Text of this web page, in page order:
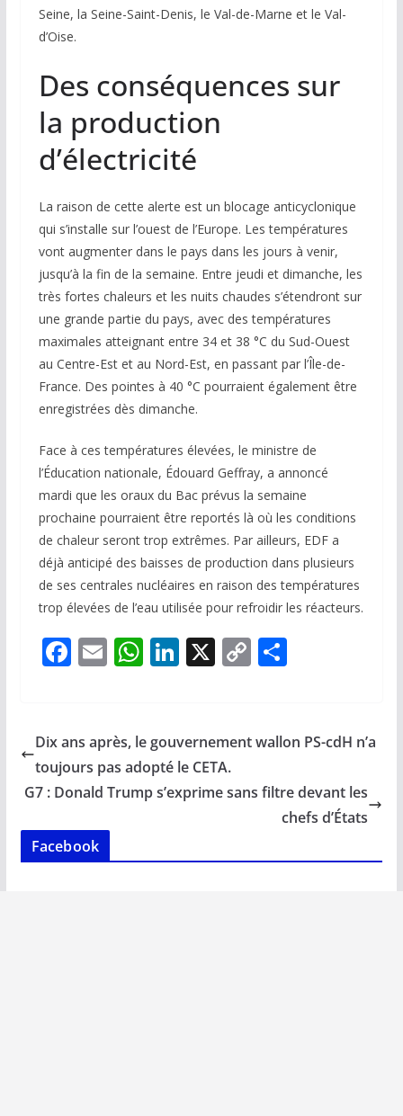
Seine, la Seine-Saint-Denis, le Val-de-Marne et le Val-
d’Oise.
Des conséquences sur
la production
d’électricité
La raison de cette alerte est un blocage anticyclonique
qui s’installe sur l’ouest de l’Europe. Les températures
vont augmenter dans le pays dans les jours à venir,
jusqu’à la fin de la semaine. Entre jeudi et dimanche, les
très fortes chaleurs et les nuits chaudes s’étendront sur
une grande partie du pays, avec des températures
maximales atteignant entre 34 et 38 °C du Sud-Ouest
au Centre-Est et au Nord-Est, en passant par l’Île-de-
France. Des pointes à 40 °C pourraient également être
enregistrées dès dimanche.
Face à ces températures élevées, le ministre de
l’Éducation nationale, Édouard Geffray, a annoncé
mardi que les oraux du Bac prévus la semaine
prochaine pourraient être reportés là où les conditions
de chaleur seront trop extrêmes. Par ailleurs, EDF a
déjà anticipé des baisses de production dans plusieurs
de ses centrales nucléaires en raison des températures
trop élevées de l’eau utilisée pour refroidir les réacteurs.
F
b
o
o
k
E
l
W
s
A
p
Li
e
dI
n
X C
y
n
P
g
Dix ans après, le gouvernement wallon PS-cdH n’a
toujours pas adopté le CETA.
G7 : Donald Trump s’exprime sans filtre devant les
chefs d’États
Facebook